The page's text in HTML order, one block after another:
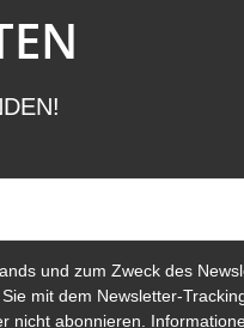
und zum Zweck des
mit dem Newsletter-
nicht abonnieren.